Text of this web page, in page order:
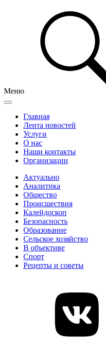
Меню
Главная
Лента новостей
Услуги
О нас
Наши контакты
Организации
Актуально
Аналитика
Общество
Происшествия
Калейдоскоп
Безопасность
Образование
Сельское хозяйство
В объективе
Спорт
Рецепты и советы